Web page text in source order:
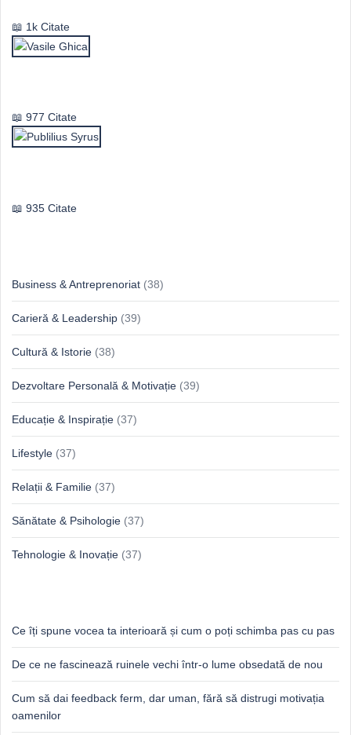
1k Citate
977 Citate
935 Citate
Business & Antreprenoriat (38)
Carieră & Leadership (39)
Cultură & Istorie (38)
Dezvoltare Personală & Motivație (39)
Educație & Inspirație (37)
Lifestyle (37)
Relații & Familie (37)
Sănătate & Psihologie (37)
Tehnologie & Inovație (37)
Ce îți spune vocea ta interioară și cum o poți schimba pas cu pas
De ce ne fascinează ruinele vechi într-o lume obsedată de nou
Cum să dai feedback ferm, dar uman, fără să distrugi motivația
oamenilor